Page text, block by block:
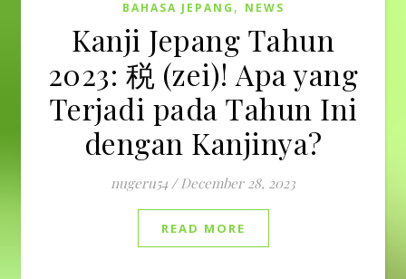
BAHASA JEPANG , NEWS
Kanji Jepang Tahun
2023: 税 (zei)! Apa yang
Terjadi pada Tahun Ini
dengan Kanjinya?
nugeru54 / December 28, 2023
READ MORE